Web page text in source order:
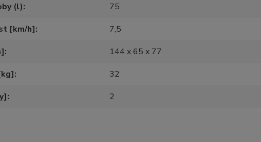
(l)
75
[km/h]
7,5
144 x 65 x 77
32
2